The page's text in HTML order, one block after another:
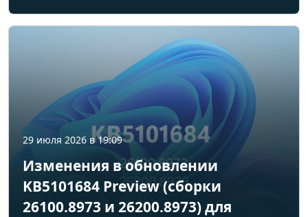
29 июля 2026 в 19:09
Изменения в обновлении
KB5101684 Preview (сборки
26100.8973 и 26200.8973) для